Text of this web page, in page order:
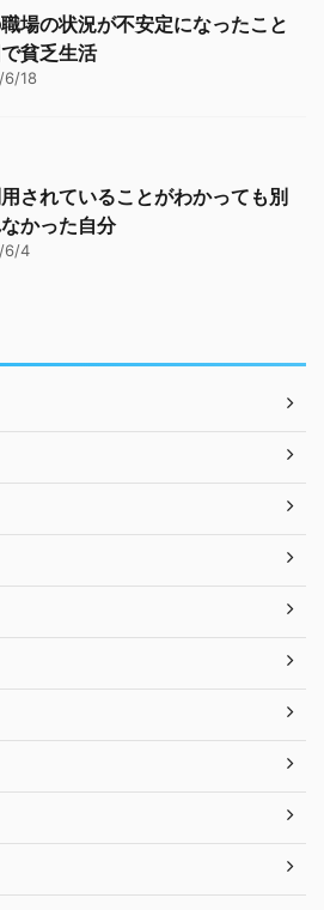
場の状況が不安定になったこと
貧乏生活
6/18
されていることがわかっても別
かった自分
6/4